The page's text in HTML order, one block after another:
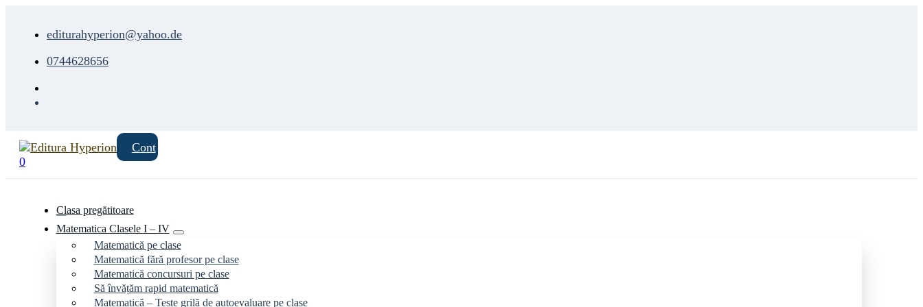
editurahyperion@yahoo.de
0744628656
Cont
0
Clasa pregătitoare
Matematica Clasele I – IV
Matematică pe clase
Matematică fără profesor pe clase
Matematică concursuri pe clase
Să învățăm rapid matematică
Matematică – Teste grilă de autoevaluare pe clase